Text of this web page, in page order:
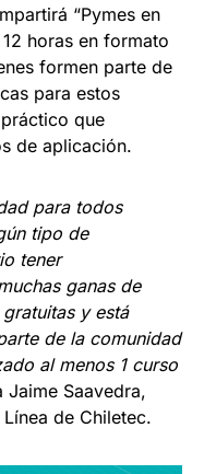
“Pymes en
horas en formato
formen parte de
para estos
que
de aplicación.
para todos
tipo de
tener
ganas de
y está
de la comunidad
al menos 1 curso
Jaime Saavedra,
de Chiletec.